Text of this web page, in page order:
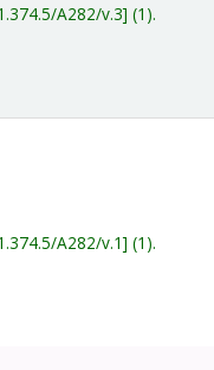
A282/v.3 (1).
A282/v.1 (1).